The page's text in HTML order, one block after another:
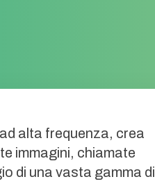
alta frequenza, crea
immagini, chiamate
di una vasta gamma di